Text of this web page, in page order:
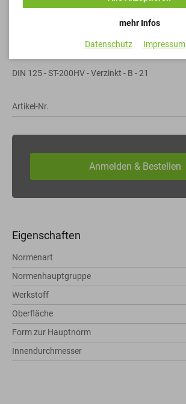
DIN 125 - ST-200HV - Verzinkt - B - 21
Artikel-Nr.
Eigenschaften
Normenart
Normenhauptgruppe
Werkstoff
Oberfläche
Form zur Hauptnorm
Innendurchmesser
mehr Infos
Datenschutz Impressum